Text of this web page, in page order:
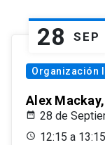
28 SEP
Organización
Alex
28 de
12:15 a 13:15